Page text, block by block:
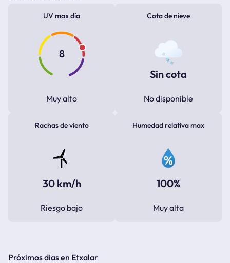
UV max día
8
Muy alto
Cota de nieve
Sin cota
No disponible
Rachas de viento
30 km/h
Riesgo bajo
Humedad relativa max
100%
Muy alta
Próximos dias en Etxalar